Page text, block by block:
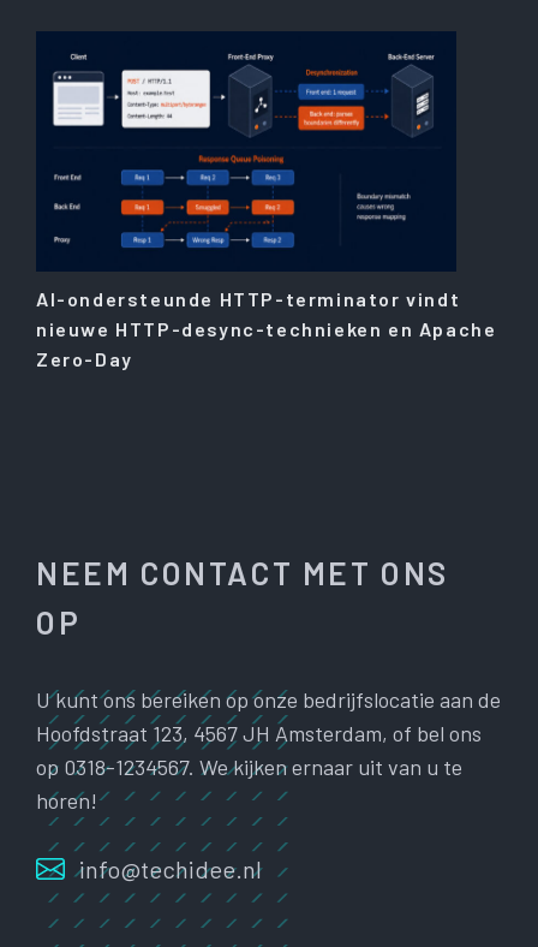
AI-ondersteunde HTTP-terminator vindt
nieuwe HTTP-desync-technieken en Apache
Zero-Day
NEEM CONTACT MET ONS
OP
U kunt ons bereiken op onze bedrijfslocatie aan de
Hoofdstraat 123, 4567 JH Amsterdam, of bel ons
op 0318-1234567. We kijken ernaar uit van u te
horen!
info@techidee.nl